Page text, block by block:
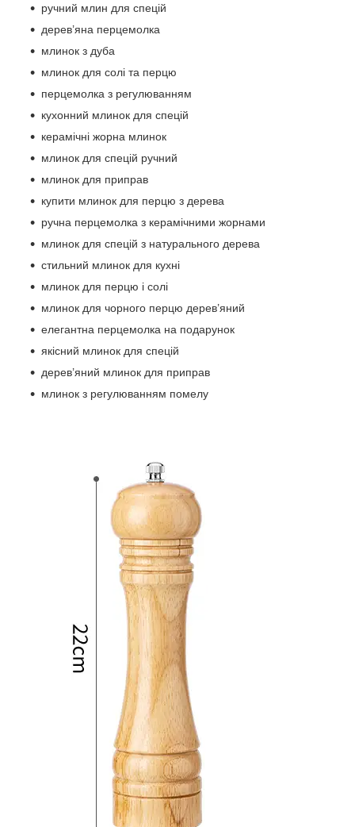
ручний млин для спецій
дерев’яна перцемолка
млинок з дуба
млинок для солі та перцю
перцемолка з регулюванням
кухонний млинок для спецій
керамічні жорна млинок
млинок для спецій ручний
млинок для приправ
купити млинок для перцю з дерева
ручна перцемолка з керамічними жорнами
млинок для спецій з натурального дерева
стильний млинок для кухні
млинок для перцю і солі
млинок для чорного перцю дерев’яний
елегантна перцемолка на подарунок
якісний млинок для спецій
дерев’яний млинок для приправ
млинок з регулюванням помелу